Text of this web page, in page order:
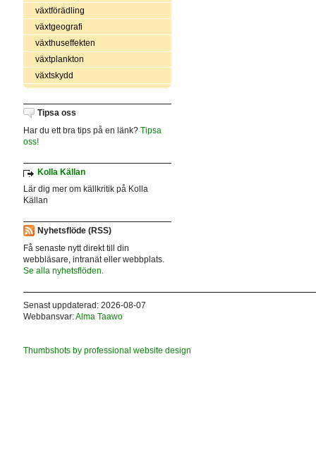
växtförädling
växtgeografi
växthuseffekten
växtplankton
växtskydd
Tipsa oss
Har du ett bra tips på en länk? Tipsa
oss!
Kolla Källan
Lär dig mer om källkritik på Kolla
Källan
Nyhetsflöde (RSS)
Få senaste nytt direkt till din
webbläsare, intranät eller webbplats.
Se alla nyhetsflöden.
Senast uppdaterad: 2026-08-07
Webbansvar:Alma Taawo
Thumbshots by professional website design